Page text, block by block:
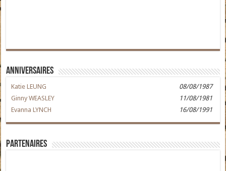
Anniversaires
Katie LEUNG
08/08/1987
Ginny WEASLEY
11/08/1981
Evanna LYNCH
16/08/1991
Partenaires